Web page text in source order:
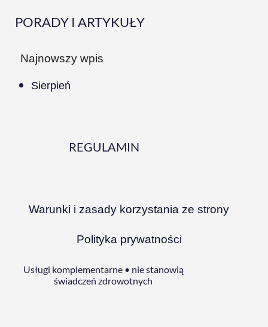
PORADY I ARTYKUŁY
Najnowszy wpis
Sierpień
REGULAMIN
Warunki i zasady korzystania ze strony
Polityka prywatności
Usługi komplementarne • nie stanowią
świadczeń zdrowotnych